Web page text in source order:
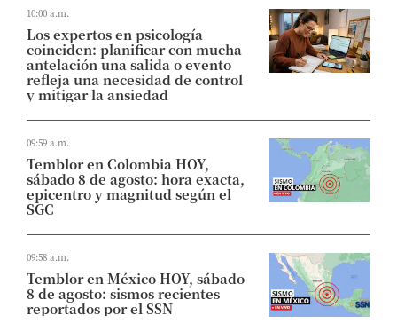
10:00 a.m.
Los expertos en psicología
coinciden: planificar con mucha
antelación una salida o evento
refleja una necesidad de control
y mitigar la ansiedad
09:59 a.m.
Temblor en Colombia HOY,
sábado 8 de agosto: hora exacta,
epicentro y magnitud según el
SGC
09:58 a.m.
Temblor en México HOY, sábado
8 de agosto: sismos recientes
reportados por el SSN